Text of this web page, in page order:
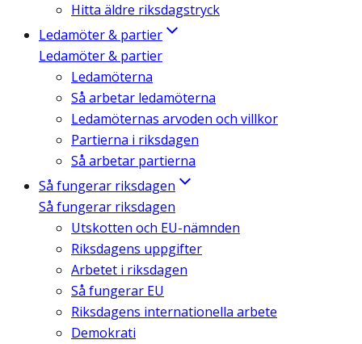
Hitta äldre riksdagstryck
Ledamöter & partier
Ledamöter & partier
Ledamöterna
Så arbetar ledamöterna
Ledamöternas arvoden och villkor
Partierna i riksdagen
Så arbetar partierna
Så fungerar riksdagen
Så fungerar riksdagen
Utskotten och EU-nämnden
Riksdagens uppgifter
Arbetet i riksdagen
Så fungerar EU
Riksdagens internationella arbete
Demokrati